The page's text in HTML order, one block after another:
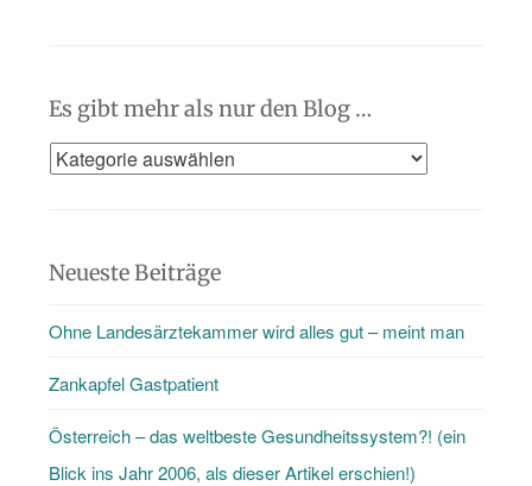
Es gibt mehr als nur den Blog …
Es
als
den
Blog
Neueste Beiträge
Ohne Landesärztekammer wird alles gut – meint man
Zankapfel Gastpatient
Österreich – das weltbeste Gesundheitssystem?! (ein
Blick ins Jahr 2006, als dieser Artikel erschien!)